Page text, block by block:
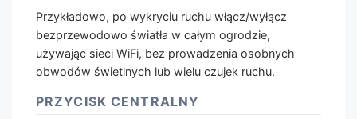
Przykładowo, po wykryciu ruchu włącz/wyłącz
bezprzewodowo światła w całym ogrodzie,
używając sieci WiFi, bez prowadzenia osobnych
obwodów świetlnych lub wielu czujek ruchu.
PRZYCISK CENTRALNY